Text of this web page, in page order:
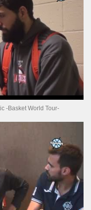
-Basket World Tour-